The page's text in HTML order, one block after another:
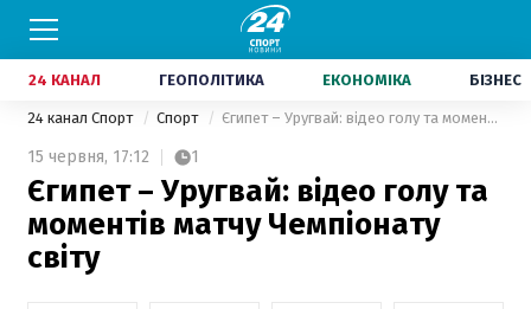
24 КАНАЛ ГЕОПОЛІТИКА ЕКОНОМІКА БІЗНЕС
24 канал Спорт Спорт Єгипет – Уругвай: відео голу та моментів матчу Чемпіонату світу
15 червня, 17:12 1
Єгипет – Уругвай: відео голу та
моментів матчу Чемпіонату
світу